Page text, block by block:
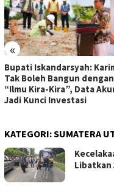
«
Bupati Iskandarsyah:
Tak Boleh Bangun dengan
“Ilmu Kira-Kira”, Data
Jadi Kunci Investasi
KATEGORI:SUMATERA
Libatkan